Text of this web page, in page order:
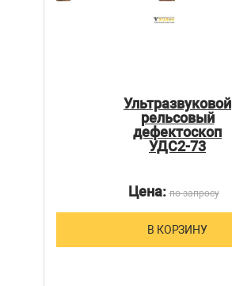
Ультразвуковой
рельсовый
дефектоскоп
УДС2-73
Цена:по запросу
В КОРЗИНУ